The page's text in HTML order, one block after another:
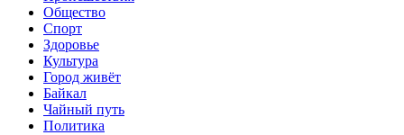
Общество
Cпорт
Здоровье
Культура
Город живёт
Байкал
Чайный путь
Политика